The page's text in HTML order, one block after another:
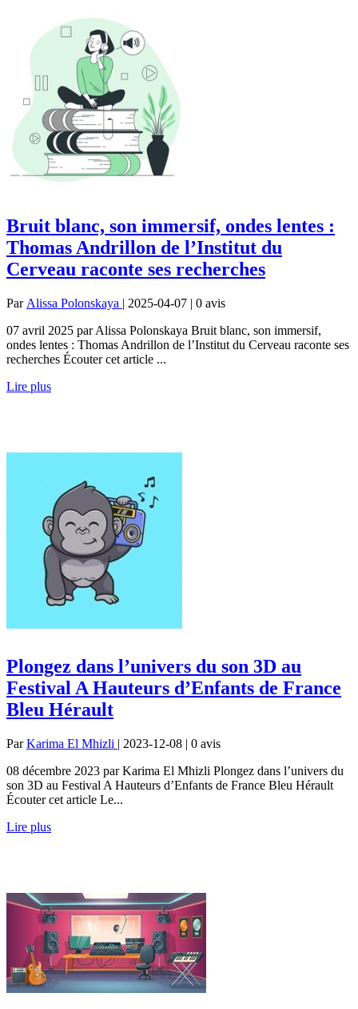
Bruit blanc, son immersif, ondes lentes :
Thomas Andrillon de l’Institut du
Cerveau raconte ses recherches
Par Alissa Polonskaya | 2025-04-07 | 0 avis
07 avril 2025 par Alissa Polonskaya Bruit blanc, son immersif,
ondes lentes : Thomas Andrillon de l’Institut du Cerveau raconte ses
recherches Écouter cet article ...
Lire plus
Plongez dans l’univers du son 3D au
Festival A Hauteurs d’Enfants de France
Bleu Hérault
ParKarima El Mhizli | 2023-12-08 | 0 avis
08 décembre 2023 par Karima El Mhizli Plongez dans l’univers du
son 3D au Festival A Hauteurs d’Enfants de France Bleu Hérault
Écouter cet article Le...
Lire plus